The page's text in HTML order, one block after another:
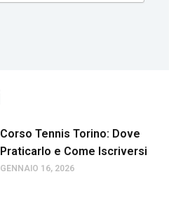
Corso Tennis Torino: Dove
Praticarlo e Come Iscriversi
GENNAIO 16, 2026